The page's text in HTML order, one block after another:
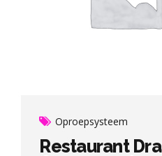
Oproepsysteem
Restaurant